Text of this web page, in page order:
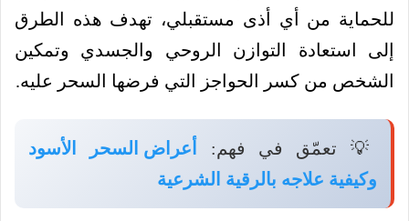
للحماية من أي أذى مستقبلي، تهدف هذه الطرق
إلى استعادة التوازن الروحي والجسدي وتمكين
الشخص من كسر الحواجز التي فرضها السحر عليه.
💡 تعمّق في فهم:
أعراض السحر الأسود
وكيفية علاجه بالرقية الشرعية